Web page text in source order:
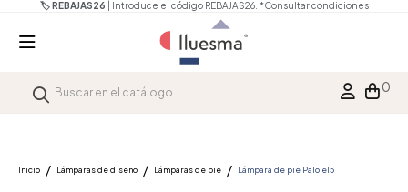
🏷️ REBAJAS26 | Introduce el código REBAJAS26. *Consultar condiciones
0
Inicio Lámparas de diseño Lámparas de pie Lámpara de pie Palo e15